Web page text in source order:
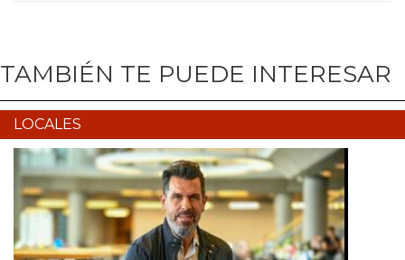
TAMBIÉN TE PUEDE INTERESAR
LOCALES